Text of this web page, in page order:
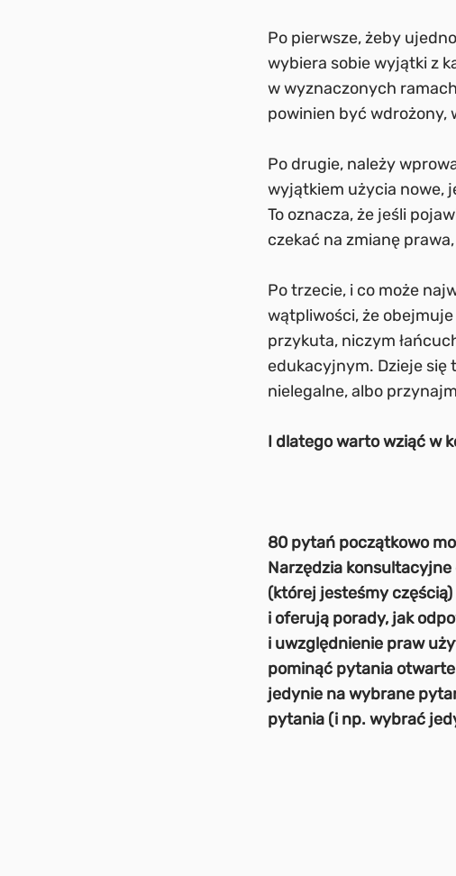
Po pierwsze, żeby
wybiera sobie wyjątki z
w wyznaczonych
powinien być wdrożony,
Po drugie, należy
wyjątkiem użycia nowe,
To oznacza, że jeśli
czekać na zmianę
Po trzecie, i co może
wątpliwości, że
przykuta, niczym
edukacyjnym. Dzieje się
nielegalne, albo
I dlatego warto wziąć w
80 pytań początkowo
Narzędzia
(której jesteśmy
i oferują porady, jak
i uwzględnienie praw
pominąć pytania
jedynie na wybrane
pytania (i np. wybrać